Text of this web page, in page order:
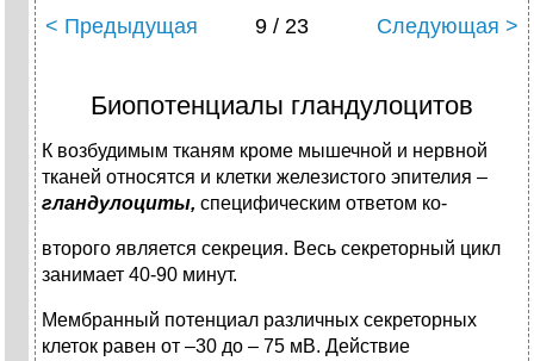
< Предыдущая 9 / 23 Следующая >
Биопотенциалы гландулоцитов
К возбудимым тканям кроме мышечной и нервной
тканей относятся и клетки железистого эпителия –
гландулоциты, специфическим ответом ко-
второго является секреция. Весь секреторный цикл
занимает 40-90 минут.
Мембранный потенциал различных секреторных
клеток равен от –30 до – 75 мВ. Действие